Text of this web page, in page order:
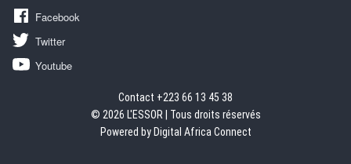
Facebook
Twitter
Youtube
Contact +223 66 13 45 38
© 2026 L'ESSOR | Tous droits réservés
Powered by Digital Africa Connect